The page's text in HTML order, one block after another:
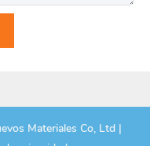
Materiales Co, Ltd |